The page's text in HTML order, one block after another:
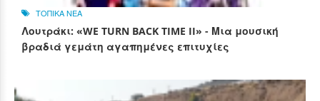
ΤΟΠΙΚΑ ΝΕΑ
Λουτράκι: «WE TURN BACK TIME II» - Μια μουσική
βραδιά γεμάτη αγαπημένες επιτυχίες